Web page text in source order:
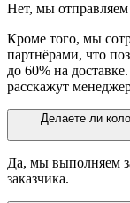
Нет, мы отправляем
Кроме того, мы
партнёрами, что
до 60% на
расскажут
Делаете ли
Да, мы выполняем
заказчика.